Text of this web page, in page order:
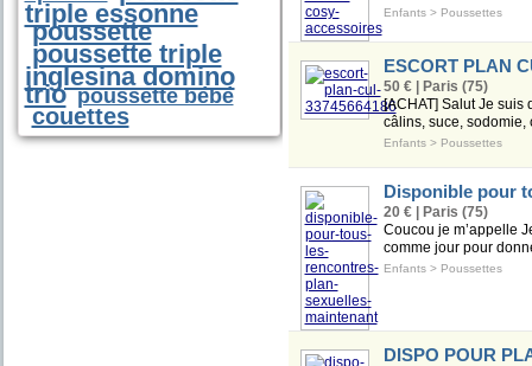
triple essonne
poussette
poussette triple
inglesina domino
trio poussette bébé
couettes
Enfants> Poussettes
ESCORT PLAN
50 € | Paris (75)
[ACHAT] Salut Je suis
câlins, suce, sodomie,
Enfants> Poussettes
Disponible pour
20 € | Paris (75)
Coucou je m’appelle
comme jour pour
Enfants> Poussettes
DISPO POUR